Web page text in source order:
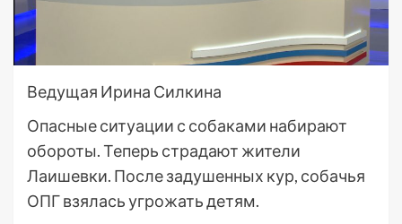
Ведущая Ирина Силкина
Опасные ситуации с собаками набирают
обороты. Теперь страдают жители
Лаишевки. После задушенных кур, собачья
ОПГ взялась угрожать детям.